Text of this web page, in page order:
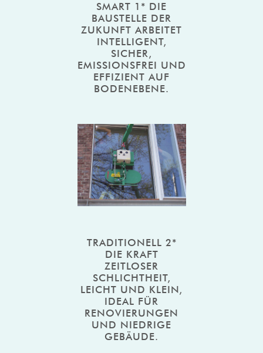
SMART 1* DIE
BAUSTELLE DER
ZUKUNFT ARBEITET
INTELLIGENT,
SICHER,
EMISSIONSFREI UND
EFFIZIENT AUF
BODENEBENE.
TRADITIONELL 2*
DIE KRAFT
ZEITLOSER
SCHLICHTHEIT,
LEICHT UND KLEIN,
IDEAL FÜR
RENOVIERUNGEN
UND NIEDRIGE
GEBÄUDE.